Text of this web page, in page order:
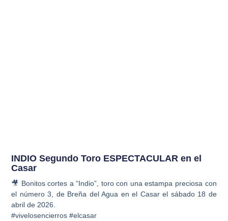
INDIO Segundo Toro ESPECTACULAR en el
Casar
🎥 Bonitos cortes a “Indio”, toro con una estampa preciosa con
el número 3, de Breña del Agua en el Casar el sábado 18 de
abril de 2026.
#vivelosencierros #elcasar